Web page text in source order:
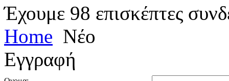
Έχουμε 98 επισκέπτες
Home Νέο
Εγγραφή